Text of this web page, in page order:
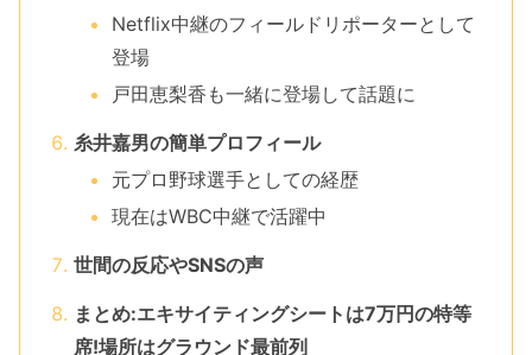
Netflix中継のフィールドリポーターとして
登場
戸田恵梨香も一緒に登場して話題に
糸井嘉男の簡単プロフィール
元プロ野球選手としての経歴
現在はWBC中継で活躍中
世間の反応やSNSの声
まとめ:エキサイティングシートは7万円の特等
席!場所はグラウンド最前列